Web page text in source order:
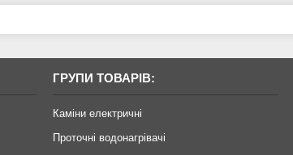
ГРУПИ ТОВАРІВ:
Каміни електричні
Проточні водонагрівачі